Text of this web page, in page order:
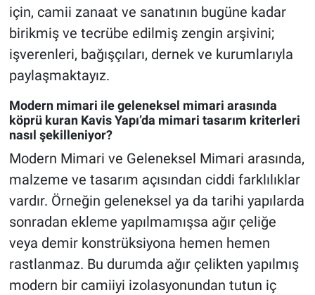
için, camii zanaat ve sanatının bugüne kadar
birikmiş ve tecrübe edilmiş zengin arşivini;
işverenleri, bağışçıları, dernek ve kurumlarıyla
paylaşmaktayız.
Modern mimari ile geleneksel mimari arasında
köprü kuran Kavis Yapı’da mimari tasarım kriterleri
nasıl şekilleniyor?
Modern Mimari ve Geleneksel Mimari arasında,
malzeme ve tasarım açısından ciddi farklılıklar
vardır. Örneğin geleneksel ya da tarihi yapılarda
sonradan ekleme yapılmamışsa ağır çeliğe
veya demir konstrüksiyona hemen hemen
rastlanmaz. Bu durumda ağır çelikten yapılmış
modern bir camiiyi izolasyonundan tutun iç